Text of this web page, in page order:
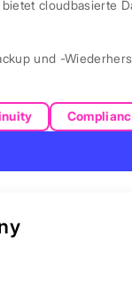
cloudbasierte
und -